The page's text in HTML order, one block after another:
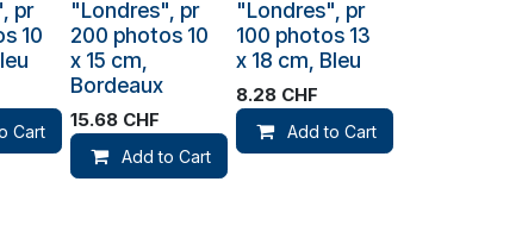
pr
10
Cart
"Londres", pr
200 photos 10
x 15 cm,
Bordeaux
15.68CHF
Add to Cart
"Londres", pr
100 photos 13
x 18 cm, Bleu
8.28CHF
Add to Cart